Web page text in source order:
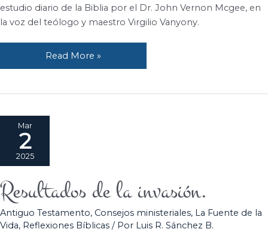
estudio diario de la Biblia por el Dr. John Vernon Mcgee, en
la voz del teólogo y maestro Virgilio Vanyony.
Read More »
Mar
2
2025
Resultados de la invasión.
Antiguo Testamento, Consejos ministeriales, La Fuente de la
Vida, Reflexiones Bíblicas / Por Luis R. Sánchez B.
Resultados
de
la
invasión.